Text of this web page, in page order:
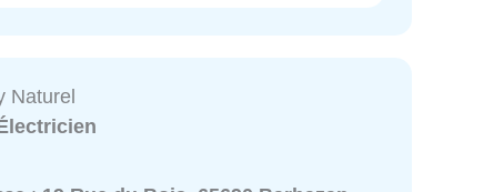
Naturel